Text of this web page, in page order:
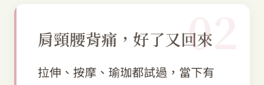
02
肩頸腰背痛，好了又回來
拉伸、按摩、瑜珈都試過，當下有